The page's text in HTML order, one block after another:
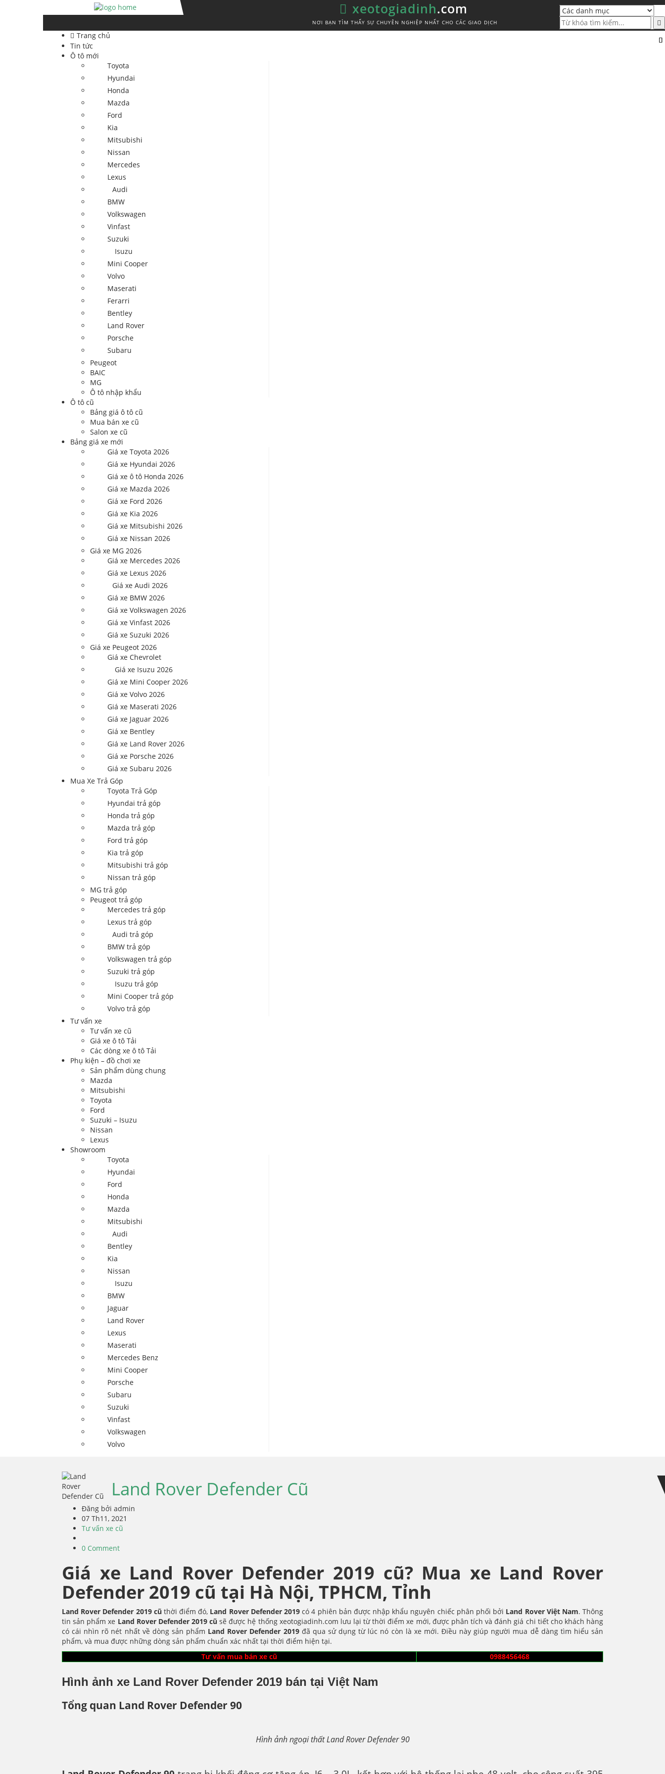
xeotogiadinh.com
NƠI BẠN TÌM THẤY SỰ CHUYÊN NGHIỆP NHẤT CHO CÁC GIAO DỊCH
Trang chủ
Tin tức
Ô tô mới
Toyota
Hyundai
Honda
Mazda
Ford
Kia
Mitsubishi
Nissan
Mercedes
Lexus
Audi
BMW
Volkswagen
Vinfast
Suzuki
Isuzu
Mini Cooper
Volvo
Maserati
Ferarri
Bentley
Land Rover
Porsche
Subaru
Peugeot
BAIC
MG
Ô tô nhập khẩu
Ô tô cũ
Bảng giá ô tô cũ
Mua bán xe cũ
Salon xe cũ
Bảng giá xe mới
Giá xe Toyota 2026
Giá xe Hyundai 2026
Giá xe ô tô Honda 2026
Giá xe Mazda 2026
Giá xe Ford 2026
Giá xe Kia 2026
Giá xe Mitsubishi 2026
Giá xe Nissan 2026
Giá xe MG 2026
Giá xe Mercedes 2026
Giá xe Lexus 2026
Giá xe Audi 2026
Giá xe BMW 2026
Giá xe Volkswagen 2026
Giá xe Vinfast 2026
Giá xe Suzuki 2026
Giá xe Peugeot 2026
Giá xe Chevrolet
Giá xe Isuzu 2026
Giá xe Mini Cooper 2026
Giá xe Volvo 2026
Giá xe Maserati 2026
Giá xe Jaguar 2026
Giá xe Bentley
Giá xe Land Rover 2026
Giá xe Porsche 2026
Giá xe Subaru 2026
Mua Xe Trả Góp
Toyota Trả Góp
Hyundai trả góp
Honda trả góp
Mazda trả góp
Ford trả góp
Kia trả góp
Mitsubishi trả góp
Nissan trả góp
MG trả góp
Peugeot trả góp
Mercedes trả góp
Lexus trả góp
Audi trả góp
BMW trả góp
Volkswagen trả góp
Suzuki trả góp
Isuzu trả góp
Mini Cooper trả góp
Volvo trả góp
Tư vấn xe
Tư vấn xe cũ
Giá xe ô tô Tải
Các dòng xe ô tô Tải
Phụ kiện – đồ chơi xe
Sản phẩm dùng chung
Mazda
Mitsubishi
Toyota
Ford
Suzuki – Isuzu
Nissan
Lexus
Showroom
Toyota
Hyundai
Ford
Honda
Mazda
Mitsubishi
Audi
Bentley
Kia
Nissan
Isuzu
BMW
Jaguar
Land Rover
Lexus
Maserati
Mercedes Benz
Mini Cooper
Porsche
Subaru
Suzuki
Vinfast
Volkswagen
Volvo
Land Rover Defender Cũ
Đăng bởi admin
07 Th11, 2021
Tư vấn xe cũ
0 Comment
Giá xe Land Rover Defender 2019 cũ? Mua xe Land Rover
Defender 2019 cũ tại Hà Nội, TPHCM, Tỉnh
Land Rover Defender 2019 cũ thời điểm đó, Land Rover Defender 2019có 4 phiên bản được nhập khẩu nguyên chiếc phân phối bởi Land Rover Việt Nam. Thông
tin sản phẩm xe Land Rover Defender 2019 cũsẽ được hệ thống xeotogiadinh.com lưu lại từ thời điểm xe mới, được phân tích và đánh giá chi tiết cho khách hàng
có cái nhìn rõ nét nhất về dòng sản phẩm Land Rover Defender 2019đã qua sử dụng từ lúc nó còn là xe mới. Điều này giúp người mua dễ dàng tìm hiểu sản
phẩm, và mua được những dòng sản phẩm chuẩn xác nhất tại thời điểm hiện tại.
Tư vấn mua bán xe cũ
0988456468
Hình ảnh xe Land Rover Defender 2019 bán tại Việt Nam
Tổng quan Land Rover Defender 90
Hình ảnh ngoại thất Land Rover Defender 90